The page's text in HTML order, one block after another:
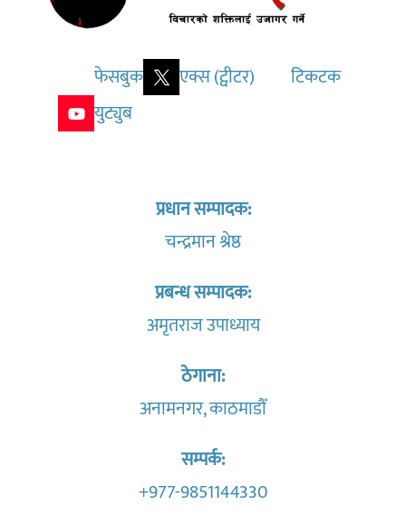
फेसबुक एक्स (ट्वीटर)
टिकटक
युट्युब
प्रधान सम्पादक:
चन्द्रमान श्रेष्ठ
प्रबन्ध सम्पादक:
अमृतराज उपाध्याय
ठेगाना:
अनामनगर, काठमाडौँ
सम्पर्क:
+977-9851144330